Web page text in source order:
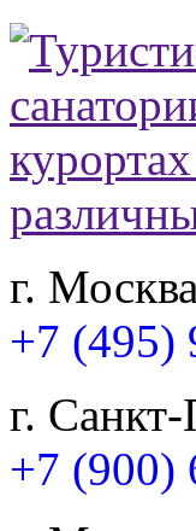
г. Москва
+7 (495)
г.
+7 (900)